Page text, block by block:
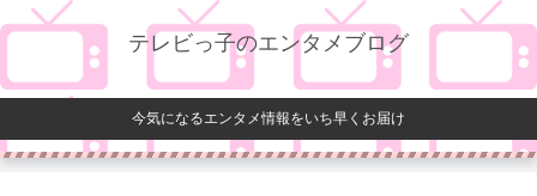
テレビっ子のエンタメブログ
今気になるエンタメ情報をいち早くお届け